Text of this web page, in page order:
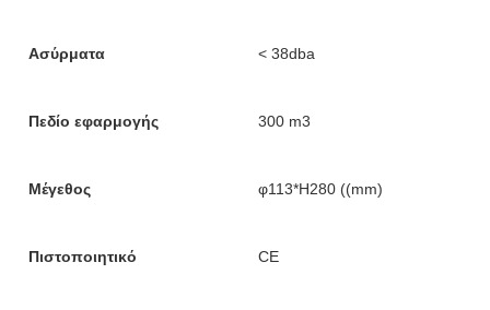
Ασύρματα < 38dba
Πεδίο εφαρμογής 300 m3
Μέγεθος φ113*H280 ((mm)
Πιστοποιητικό CE